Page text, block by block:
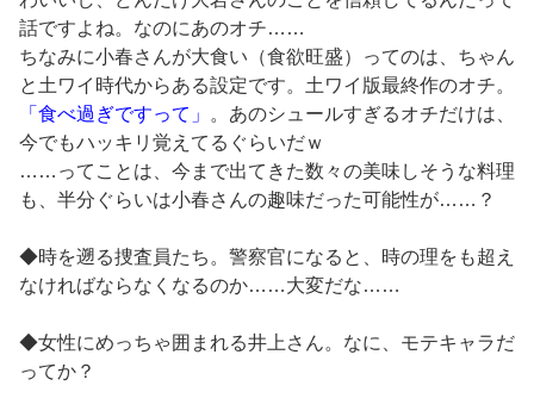
話ですよね。なのにあのオチ……
ちなみに小春さんが大食い（食欲旺盛）ってのは、ちゃん
と土ワイ時代からある設定です。土ワイ版最終作のオチ。
「食べ過ぎですって」
。あのシュールすぎるオチだけは、
今でもハッキリ覚えてるぐらいだｗ
……ってことは、今まで出てきた数々の美味しそうな料理
も、半分ぐらいは小春さんの趣味だった可能性が……？
◆時を遡る捜査員たち。警察官になると、時の理をも超え
なければならなくなるのか……大変だな……
◆女性にめっちゃ囲まれる井上さん。なに、モテキャラだ
ってか？